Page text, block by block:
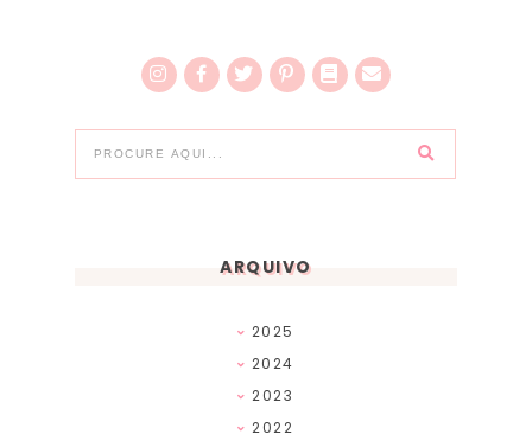
ARQUIVO
2025
2024
2023
2022